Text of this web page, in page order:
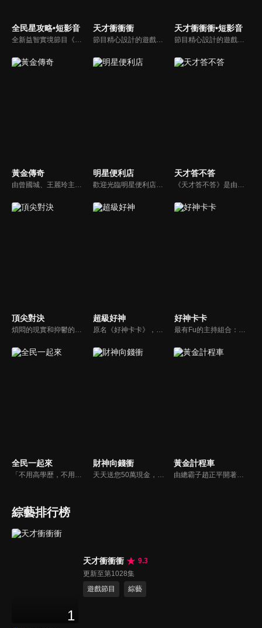
全民星攻略•短影音 天才衝衝衝
節目精心設計的遊戲內容，包括深受觀眾喜愛並且火紅於各大專院校的【TEMPO系列】，考驗藝人用肢體表達能力以及聯想能力的【你是WORD演】、【會演是英雄】，考驗英文程度的【EAR傳耳ABC】，超簡單、超爆笑的【看你怎麼說】，以及考驗藝人反應、機智以及隊友默契的【不可能的默契】等單元，逗趣又爆笑！
天才衝衝衝•短影音
節目精心設計的遊戲內容，包括深受觀眾喜愛並且火紅於各大專院校的【TEMPO系列】，考驗藝人用肢體表達能力以及聯想能力的【你是WORD演】、【會演是英雄】，考驗英文程度的【EAR傳耳ABC】，超簡單、超爆笑的【看你怎麼說】，以及考驗藝人反應、機智以及隊友默契的【不可能的默契】等單元，逗趣又爆笑！
黃金傳奇
由曾國城、王麗玲主持，許多人記憶中的經典外景綜藝節目之一。每次闖關成功的隊伍，可獲得藏寶圖；拼湊出完整藏寶圖者，可憑著藏寶圖提示至寶箱放置處；最後以正確寶箱之正確答案鑰匙開啟成功者，除隊長本身外的每位參賽者，即可獲得價值新台幣5萬元之黃金金牌。
明星便利店
歡迎光臨明星便利店！你覺得便利店裡面有什麼？關東煮？茶葉蛋？還是讓你尖叫的大明星？一家擁有明星的便利店，到底有多稀奇，你會不會想要光臨呢？
天才答不答
《天才答不答》是由吳宗憲和吳怡霈共同主持的益智節目。節目設立高額的獎金來考驗藝人們真實的人性，同時將題目立體化，讓你身歷其境去冒險答題。更有哪些出乎意料的處罰，讓藝人羞愧的不想再答錯！一個最接近「人性」與「真實」的益智節目，現在就讓吳宗憲帶你輕鬆玩轉知識。
頂尖對決
煩悶的現實和抑鬱的社會，你需要的就是笑、大聲笑、開口笑，《頂尖對決》就要你笑到落ㄟ骸，最具綜藝實力的庹宗康，和喜感十足的納豆各自領軍對抗，藝人搞笑pk笑果十足，《頂尖對決》讓你忘掉一週煩惱！
超級好神
原名《好神卡卡》，後改名為《超級好神》，是一檔益智類綜藝節目，由「A咖天王」徐乃麟搭配黃鐙輝主持。「好神智慧王」、「好神記憶王」、「誰是爆點王」、「好神送好禮」四個單元，讓來賓一較高下。比反應，比記憶，比機智，比膽識，幸運女神的眷顧與遠離永遠都是個未知數！
好神卡卡
最有Fu的主持組合：「A咖天王」徐乃麟+「好神天心」朱芯儀+「真理大學校花」洪棠+「台大獸醫碩士」LYDIA。遊戲的層層關卡，來賓必須要和主持人比反應，比記憶，比機智，比膽識，幸運女神的眷顧與遠離永遠都是個未知數！
全民一起來
「不用高學歷，不用會答題，全民一起來，獎金拿不完！」《全民一起來》是一檔結合手機遊戲的大型現場直播益智節目，「記憶、觀察、反應、平衡、敏捷...」，多道關卡考驗挑戰者的多元智能及體能，見證藝人明星各項不可思議的挑戰。
財神向錢衝
天天送您50萬現金，還有汽車大獎！不考智力、體力，挑戰家人、同事、同學、朋友互相了解的成渡和共同生活經驗。快來參加《財神向前衝》大獎通通送給您。
黃金計程車
由總霸子趙正平開著計程車在街頭隨機找尋搭車路人，進行機智問答，如果十題答對就可以拿走金元寶！如果沒有答對，就把當前獎金減一個0然後發放！另外節目中總霸子趙正平還會帶我們遍尋美食名景。
綜藝排行榜
1
天才衝衝衝
9.3
更新至第1028集
遊戲節目
綜藝